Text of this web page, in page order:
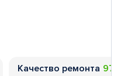
Качество ремонта